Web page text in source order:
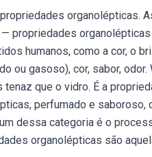
organolépticas.
propriedades
humanos, como a cor, o
ou gasoso), cor, sabor, odor.
que o vidro. É a
perfumado e saboroso,
dessa categoria é o
organolépticas são